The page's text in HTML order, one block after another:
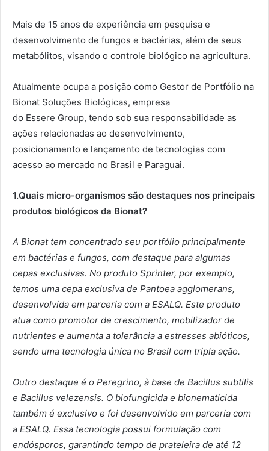
Mais de 15 anos de experiência em pesquisa e
desenvolvimento de fungos e bactérias, além de seus
metabólitos, visando o controle biológico na agricultura.
Atualmente ocupa a posição como Gestor de Portfólio na
Bionat Soluções Biológicas, empresa
do Essere Group, tendo sob sua responsabilidade as
ações relacionadas ao desenvolvimento,
posicionamento e lançamento de tecnologias com
acesso ao mercado no Brasil e Paraguai.
1.Quais micro-organismos são destaques nos principais
produtos biológicos da Bionat?
A Bionat tem concentrado seu portfólio principalmente
em bactérias e fungos, com destaque para algumas
cepas exclusivas. No produto Sprinter, por exemplo,
temos uma cepa exclusiva de Pantoea agglomerans,
desenvolvida em parceria com a ESALQ. Este produto
atua como promotor de crescimento, mobilizador de
nutrientes e aumenta a tolerância a estresses abióticos,
sendo uma tecnologia única no Brasil com tripla ação.
Outro destaque é o Peregrino, à base de Bacillus subtilis
e Bacillus velezensis. O biofungicida e bionematicida
também é exclusivo e foi desenvolvido em parceria com
a ESALQ. Essa tecnologia possui formulação com
endósporos, garantindo tempo de prateleira de até 12